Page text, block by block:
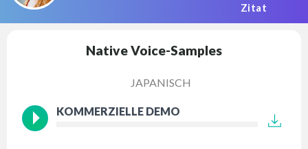
Zitat
Native Voice-Samples
JAPANISCH
KOMMERZIELLE DEMO